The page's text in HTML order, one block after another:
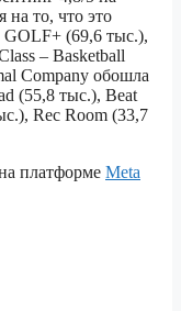
на то, что это
(69,6 тыс.),
– Basketball
Company обошла
(55,8 тыс.), Beat
Rec Room (33,7
платформе Meta